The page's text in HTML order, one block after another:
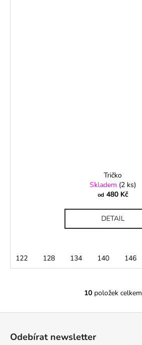
Tričko
Skladem (2 ks)
od 480 Kč
DETAIL
122 128 134 140 146
O
10položek celkem
Odebírat newsletter